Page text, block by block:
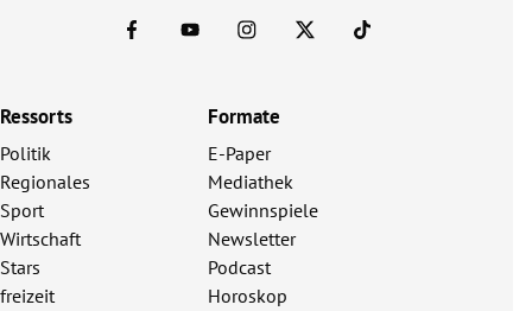
Ressorts
Politik
Regionales
Sport
Wirtschaft
Stars
freizeit
Formate
E-Paper
Mediathek
Gewinnspiele
Newsletter
Podcast
Horoskop